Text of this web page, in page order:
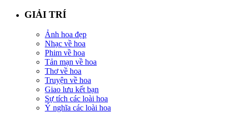
GIẢI TRÍ
Ảnh hoa đẹp
Nhạc về hoa
Phim về hoa
Tản mạn về hoa
Thơ về hoa
Truyện về hoa
Giao lưu kết bạn
Sự tích các loài hoa
Ý nghĩa các loài hoa